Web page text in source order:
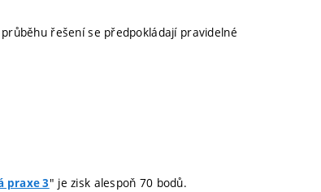
řešení se předpokládají pravidelné
praxe 3" je zisk alespoň 70 bodů.